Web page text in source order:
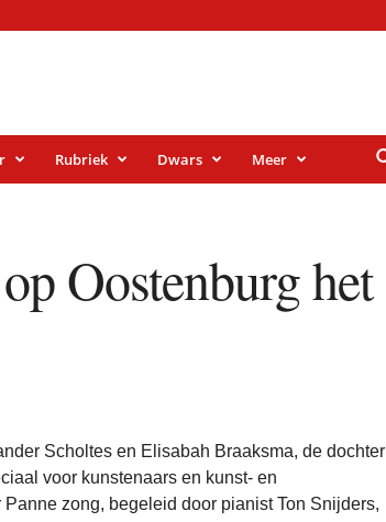
Rubriek Dwars Meer
Oostenburg het
Scholtes en Elisabah Braaksma, de dochter
voor kunstenaars en kunst- en
zong, begeleid door pianist Ton Snijders,